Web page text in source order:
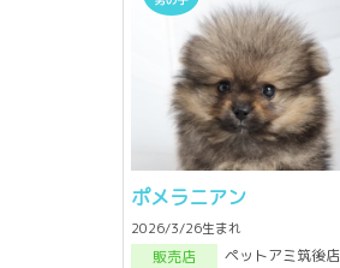
ポメラニアン
2026/3/26生まれ
販売店
ペットアミ筑後店